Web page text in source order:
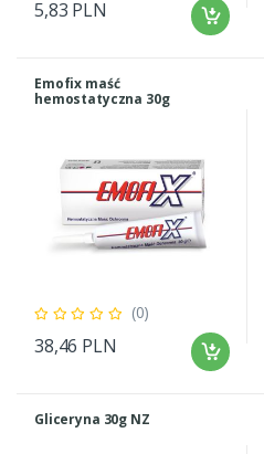
5,83 PLN
Emofix maść
hemostatyczna 30g
(0)
38,46 PLN
Gliceryna 30g NZ